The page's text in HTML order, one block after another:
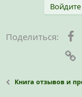
Войдите
Поделиться:
Книга отзывов и